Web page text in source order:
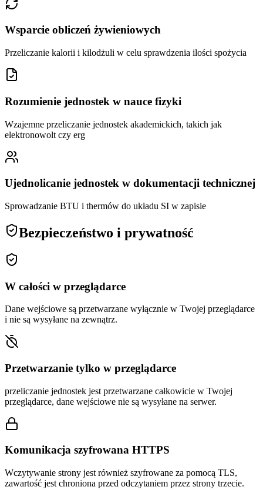
Wsparcie obliczeń żywieniowych
Przeliczanie kalorii i kilodżuli w celu sprawdzenia ilości spożycia
Rozumienie jednostek w nauce fizyki
Wzajemne przeliczanie jednostek akademickich, takich jak
elektronowolt czy erg
Ujednolicanie jednostek w dokumentacji technicznej
Sprowadzanie BTU i thermów do układu SI w zapisie
Bezpieczeństwo i prywatność
W całości w przeglądarce
Dane wejściowe są przetwarzane wyłącznie w Twojej przeglądarce
i nie są wysyłane na zewnątrz.
Przetwarzanie tylko w przeglądarce
przeliczanie jednostek jest przetwarzane całkowicie w Twojej
przeglądarce, dane wejściowe nie są wysyłane na serwer.
Komunikacja szyfrowana HTTPS
Wczytywanie strony jest również szyfrowane za pomocą TLS,
zawartość jest chroniona przed odczytaniem przez strony trzecie.